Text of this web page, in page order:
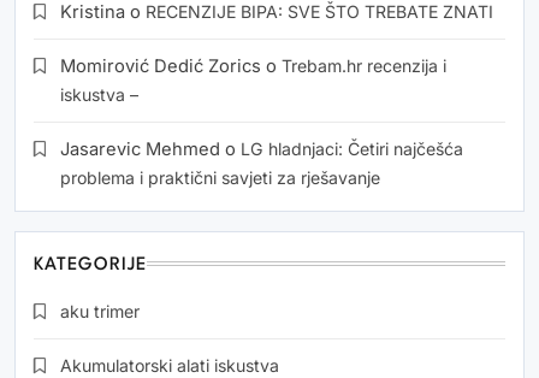
Kristina o RECENZIJE BIPA: SVE ŠTO TREBATE ZNATI
Momirović Dedić Zorics o Trebam.hr recenzija i
iskustva –
Jasarevic Mehmed o LG hladnjaci: Četiri najčešća
problema i praktični savjeti za rješavanje
KATEGORIJE
aku trimer
Akumulatorski alati iskustva